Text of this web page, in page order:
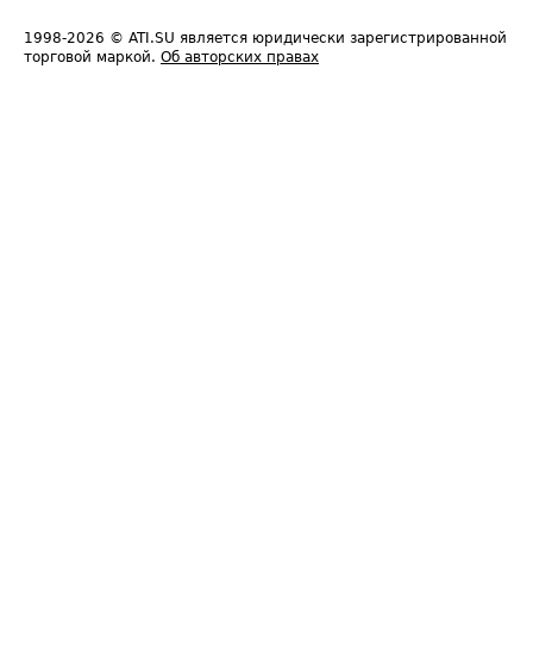
1998-2026 © ATI.SU является юридически зарегистрированной
торговой маркой. Об авторских правах